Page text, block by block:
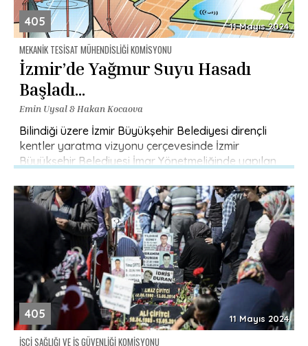
405 11 Mayıs 2024
MEKANIK TESISAT MÜHENDISLIĞI KOMISYONU
İzmir’de Yağmur Suyu Hasadı
Başladı…
Emin Uysal & Hakan Kocaova
Bilindiği üzere İzmir Büyükşehir Belediyesi dirençli
kentler yaratma vizyonu çerçevesinde İzmir
Büyükşehir Belediyesi İmar Yönetmeliğinde yapılan
kaynaklarını […]
405 11 Mayıs 2024
İŞÇI SAĞLIĞI VE İŞ GÜVENLIĞI KOMISYONU